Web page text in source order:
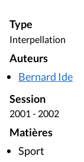
Type
Interpellation
Auteurs
Bernard Ide
Session
2001 - 2002
Matières
Sport